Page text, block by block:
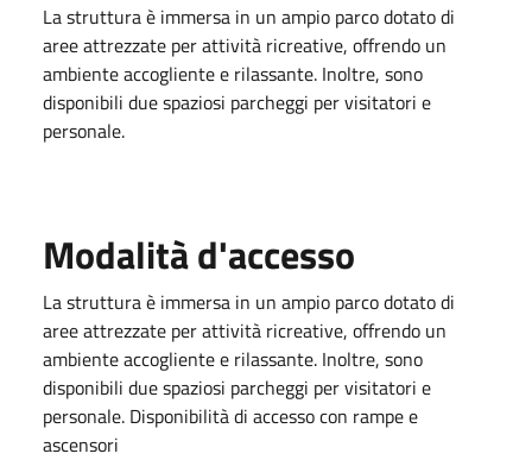
La struttura è immersa in un ampio parco dotato di
aree attrezzate per attività ricreative, offrendo un
ambiente accogliente e rilassante. Inoltre, sono
disponibili due spaziosi parcheggi per visitatori e
personale.
Modalità d'accesso
La struttura è immersa in un ampio parco dotato di
aree attrezzate per attività ricreative, offrendo un
ambiente accogliente e rilassante. Inoltre, sono
disponibili due spaziosi parcheggi per visitatori e
personale. Disponibilità di accesso con rampe e
ascensori